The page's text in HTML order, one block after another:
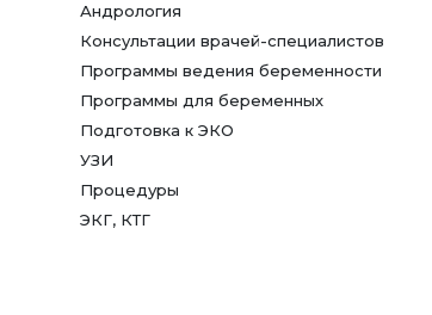
Андрология
Консультации врачей-специалистов
Программы ведения беременности
Программы для беременных
Подготовка к ЭКО
УЗИ
Процедуры
ЭКГ, КТГ